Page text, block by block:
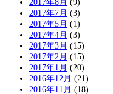
2017年8月 (9)
2017年7月 (3)
2017年5月 (1)
2017年4月 (3)
2017年3月 (15)
2017年2月 (15)
2017年1月 (20)
2016年12月 (21)
2016年11月 (18)